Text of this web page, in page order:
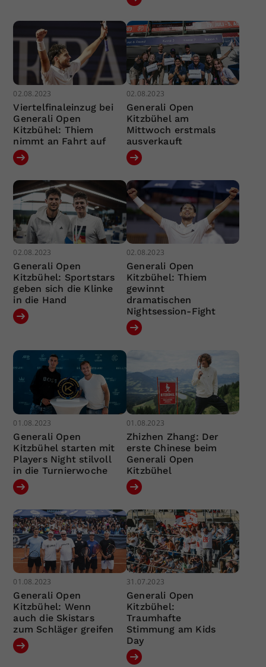
02.08.2023
Viertelfinaleinzug bei
Generali Open
Kitzbühel: Thiem
nimmt an Fahrt auf
02.08.2023
Generali Open
Kitzbühel am
Mittwoch erstmals
ausverkauft
02.08.2023
Generali Open
Kitzbühel: Sportstars
geben sich die Klinke
in die Hand
02.08.2023
Generali Open
Kitzbühel: Thiem
gewinnt
dramatischen
Nightsession-Fight
01.08.2023
Generali Open
Kitzbühel starten mit
Players Night stilvoll
in die Turnierwoche
01.08.2023
Zhizhen Zhang: Der
erste Chinese beim
Generali Open
Kitzbühel
01.08.2023
Generali Open
Kitzbühel: Wenn
auch die Skistars
zum Schläger greifen
31.07.2023
Generali Open
Kitzbühel:
Traumhafte
Stimmung am Kids
Day